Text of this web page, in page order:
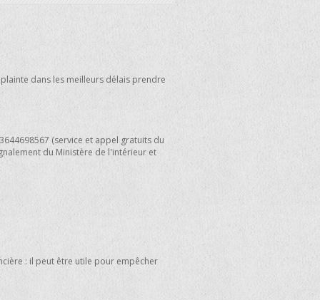
dans les meilleurs délais prendre
(service et appel gratuits du
du Ministère de l'intérieur et
: il peut être utile pour empêcher